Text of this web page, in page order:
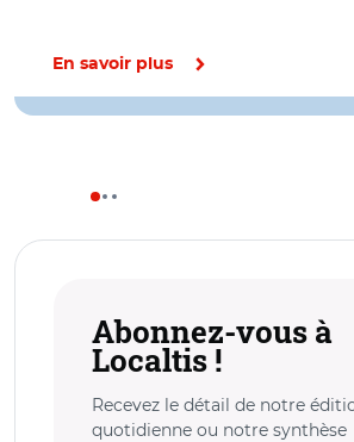
En savoir plus
Abonnez-vous à
Localtis !
Recevez le détail de notre
quotidienne ou notre synthèse